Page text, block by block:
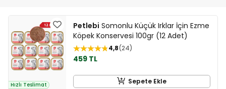
Hızlı Teslimat
Petlebi Somonlu Küçük Irklar İçin Ezme
Köpek Konservesi 100gr (12 Adet)
4,8 24
459 TL
Sepete Ekle